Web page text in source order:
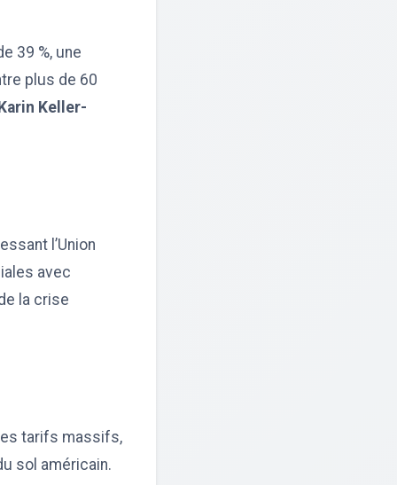
39 %, une
plus de 60
Keller-
l’Union
avec
la crise
tarifs massifs,
sol américain.